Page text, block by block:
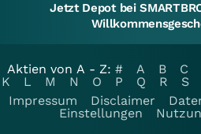
Jetzt Depot bei
Aktien von A - Z: # A B C
K
L M N O P Q R S
Impressum
Disclaimer
Einstellungen